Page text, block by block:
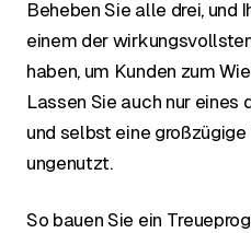
Beheben Sie alle drei, und
einem der
haben, um Kunden zum
Lassen Sie auch nur
und selbst eine
ungenutzt.
So bauen Sie ein